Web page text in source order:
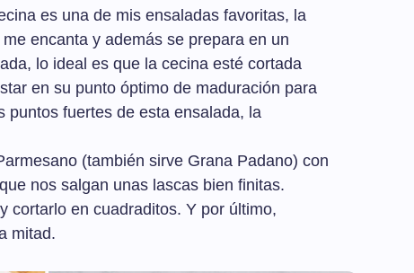
es una de mis ensaladas favoritas, la
encanta y además se prepara en un
lo ideal es que la cecina esté cortada
en su punto óptimo de maduración para
puntos fuertes de esta ensalada, la
(también sirve Grana Padano) con
nos salgan unas lascas bien finitas.
cortarlo en cuadraditos. Y por último,
mitad.